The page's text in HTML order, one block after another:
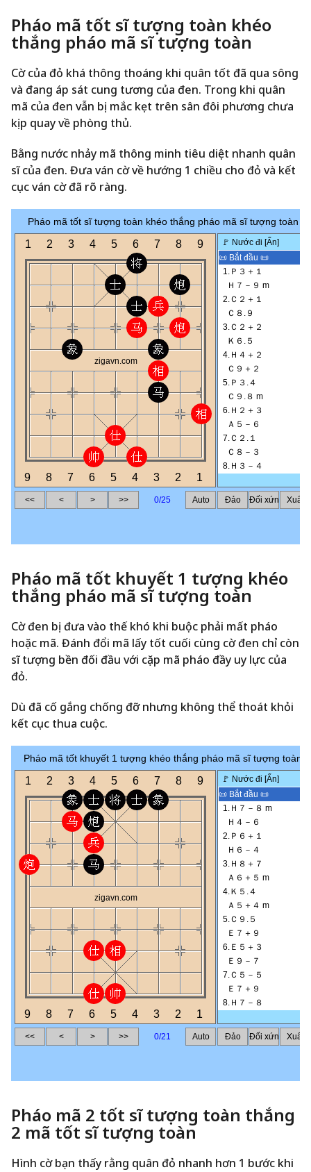
Pháo mã tốt sĩ tượng toàn khéo
thắng pháo mã sĩ tượng toàn
Cờ của đỏ khá thông thoáng khi quân tốt đã qua sông
và đang áp sát cung tương của đen. Trong khi quân
mã của đen vẫn bị mắc kẹt trên sân đôi phương chưa
kịp quay về phòng thủ.
Bằng nước nhảy mã thông minh tiêu diệt nhanh quân
sĩ của đen. Đưa ván cờ về hướng 1 chiều cho đỏ và kết
cục ván cờ đã rõ ràng.
Pháo mã tốt khuyết 1 tượng khéo
thắng pháo mã sĩ tượng toàn
Cờ đen bị đưa vào thế khó khi buộc phải mất pháo
hoặc mã. Đánh đổi mã lấy tốt cuối cùng cờ đen chỉ còn
sĩ tượng bền đối đầu với cặp mã pháo đầy uy lực của
đỏ.
Dù đã cố gắng chống đỡ nhưng không thể thoát khỏi
kết cục thua cuộc.
Pháo mã 2 tốt sĩ tượng toàn thắng
2 mã tốt sĩ tượng toàn
Hình cờ bạn thấy rằng quân đỏ nhanh hơn 1 bước khi